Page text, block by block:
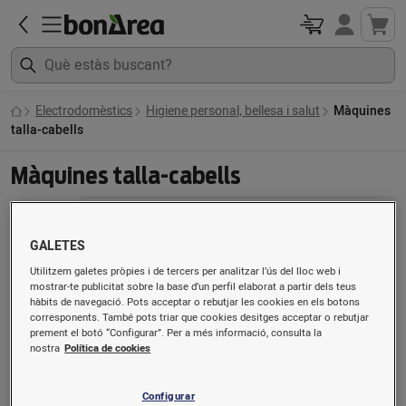
Electrodomèstics Higiene personal, bellesa i salut
Màquines
talla-cabells
Màquines talla-cabells
GALETES
Utilitzem galetes pròpies i de tercers per analitzar l’ús del lloc web i
mostrar-te publicitat sobre la base d’un perfil elaborat a partir dels teus
hàbits de navegació. Pots acceptar o rebutjar les cookies en els botons
corresponents. També pots triar que cookies desitges acceptar o rebutjar
prement el botó “Configurar”. Per a més informació, consulta la
nostra Política de cookies
Configurar